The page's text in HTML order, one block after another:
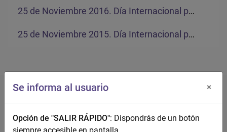
25 de Noviembre 2016. Día Internacional para la Eliminación de la Violencia contra la Mujer
25 de Noviembre 2015. Día Internacional para la Eliminación de la Violencia contra la Mujer
Se informa al usuario ×
Opción de "SALIR RÁPIDO": Dispondrás de un botón
siempre accesible en pantalla.